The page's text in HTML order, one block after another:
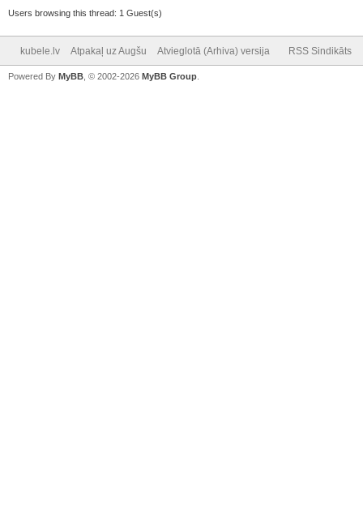
Users browsing this thread: 1 Guest(s)
kubele.lv Atpakaļ uz Augšu Atvieglotā (Arhiva) versija RSS Sindikāts
Powered By MyBB , © 2002-2026 MyBB Group